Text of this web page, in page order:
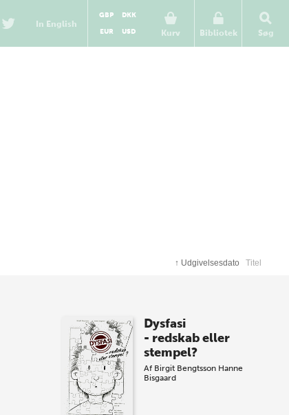
In English
Kurv
GBP
DKK
EUR
USD Bibliotek Søg
↑ Udgivelsesdato Titel
Dysfasi
- redskab eller
stempel?
Af Birgit Bengtsson Hanne
Bisgaard